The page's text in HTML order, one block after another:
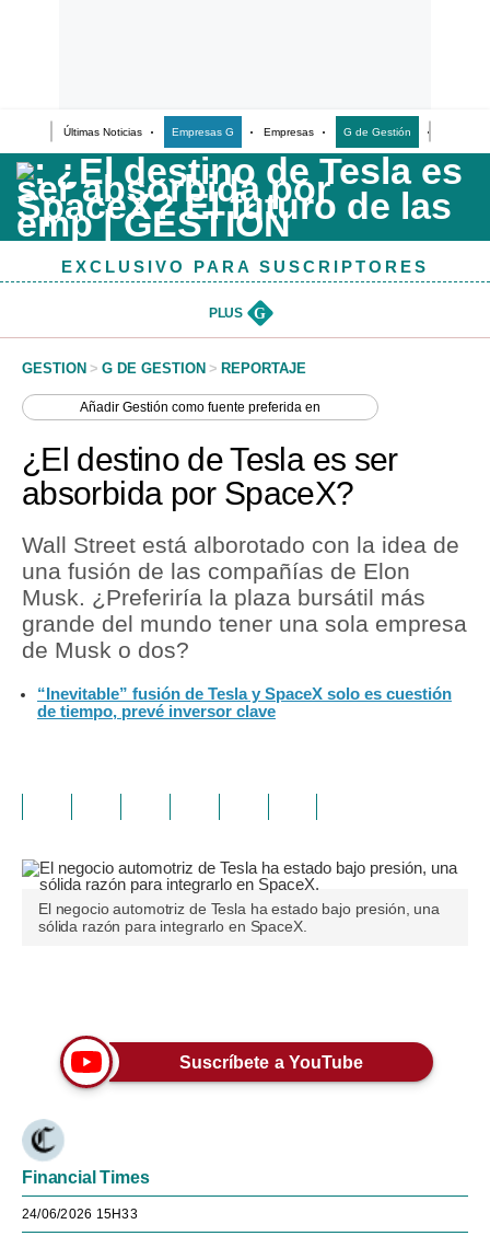
Últimas Noticias Empresas G Empresas G de Gestión
Últimas Noticias
Casos de Estudio
Columnistas
InfografíasEXCLUSIVO PARA SUSCRIPTORES
PLUS G
GESTION > G DE GESTION > REPORTAJE
AñadirGestión como fuente preferida en
¿El destino de Tesla es ser
absorbida por SpaceX?
Wall Street está alborotado con la idea de
una fusión de las compañías de Elon
Musk. ¿Preferiría la plaza bursátil más
grande del mundo tener una sola empresa
de Musk o dos?
“Inevitable” fusión de Tesla y SpaceX solo es cuestión
de tiempo, prevé inversor clave
El negocio automotriz de Tesla ha estado bajo presión, una
sólida razón para integrarlo en SpaceX.
Suscríbete a YouTube
Financial Times
24/06/2026 15H33